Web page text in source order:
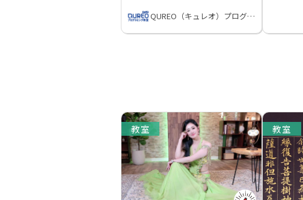
QUREO（キュレオ）プログラミング教室
教室 教室